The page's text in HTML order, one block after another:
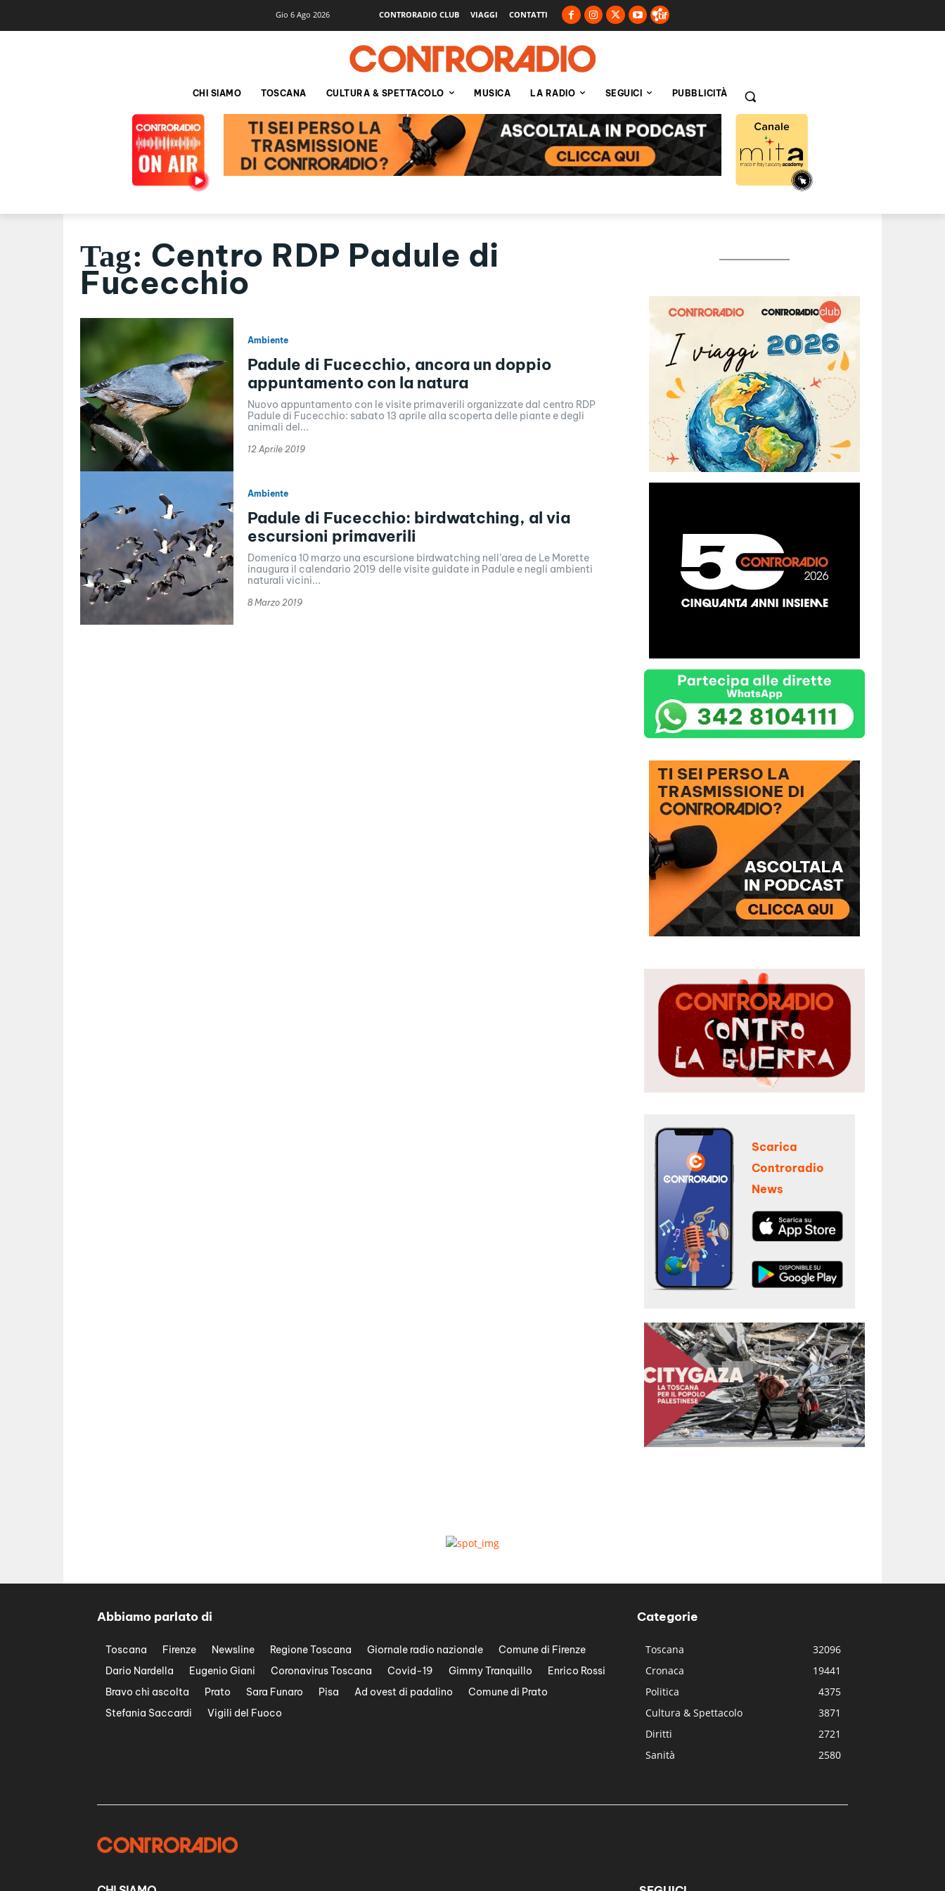
Gio 6 Ago 2026 CONTRORADIO CLUB VIAGGI CONTATTI
CHI SIAMO TOSCANA CULTURA & SPETTACOLO MUSICA LA RADIO SEGUICI PUBBLICITÀ
Tag: Centro RDP Padule di
Fucecchio
Ambiente
Padule di Fucecchio, ancora un doppio
appuntamento con la natura
Nuovo appuntamento con le visite primaverili organizzate dal centro RDP
Padule di Fucecchio: sabato 13 aprile alla scoperta delle piante e degli
animali del...
12 Aprile 2019
Ambiente
Padule di Fucecchio: birdwatching, al via
escursioni primaverili
Domenica 10 marzo una escursione birdwatching nell’area de Le Morette
inaugura il calendario 2019 delle visite guidate in Padule e negli ambienti
naturali vicini...
8 Marzo 2019
Scarica
Controradio
News
Abbiamo parlato di
Toscana Firenze Newsline Regione Toscana Giornale radio nazionale
Comune di Firenze
Dario Nardella
Eugenio Giani Coronavirus Toscana Covid-19 Gimmy Tranquillo
Enrico Rossi
Bravo chi ascolta
Prato Sara Funaro Pisa Ad ovest di padalino
Comune di Prato
Stefania Saccardi
Vigili del Fuoco
Categorie
Toscana
32096
Cronaca
19441
Politica
4375
Cultura & Spettacolo
3871
Diritti
2721
Sanità
2580